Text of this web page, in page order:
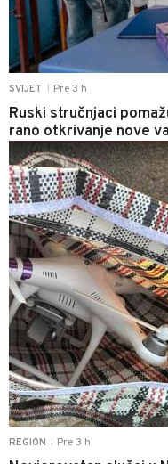
SVIJET Pre 3 h
Ruski stručnjaci
rano otkrivanje nove
REGION Pre 3 h